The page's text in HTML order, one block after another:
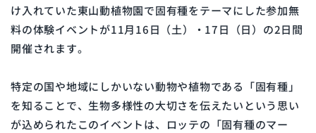
け入れていた東山動植物園で固有種をテーマにした参加無
料の体験イベントが11月16日（土）・17日（日）の2日間
開催されます。
特定の国や地域にしかいない動物や植物である「固有種」
を知ることで、生物多様性の大切さを伝えたいという思い
が込められたこのイベントは、ロッテの「固有種のマー